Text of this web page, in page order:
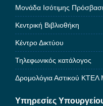
Μονάδα Ισότιμης
Κεντρική Βιβλιοθήκη
Κέντρο Δικτύου
Τηλεφωνικός κατάλογος
Δρομολόγια Αστικού ΚΤΕΛ
Υπηρεσίες